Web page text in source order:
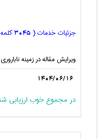
جزئیات خدمات ( 3045
ویرایش مقاله در زمینه
1404/06/16
در مجموع خوب ارزیابی